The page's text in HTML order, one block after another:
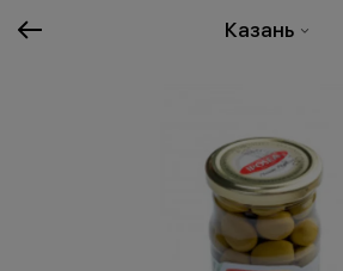
Казань